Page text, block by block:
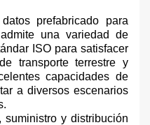
prefabricado para
una variedad de
ISO para satisfacer
transporte terrestre y
capacidades de
a diversos escenarios
suministro y distribución